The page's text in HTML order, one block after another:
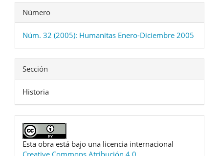
Número
Núm. 32 (2005): Humanitas Enero-Diciembre 2005
Sección
Historia
Esta obra está bajo una licencia internacional
Creative Commons Atribución 4.0.